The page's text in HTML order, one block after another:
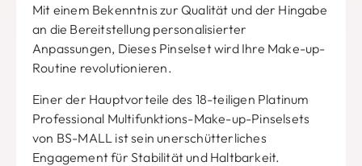
Mit einem Bekenntnis zur Qualität und der Hingabe
an die Bereitstellung personalisierter
Anpassungen, Dieses Pinselset wird Ihre Make-up-
Routine revolutionieren.
Einer der Hauptvorteile des 18-teiligen Platinum
Professional Multifunktions-Make-up-Pinselsets
von BS-MALL ist sein unerschütterliches
Engagement für Stabilität und Haltbarkeit.